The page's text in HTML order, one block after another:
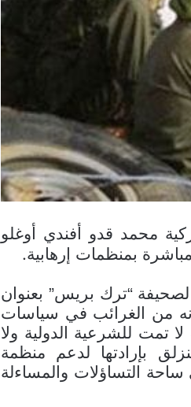
محمد قدو أفندي أوغلو
بمنظمات إرهابية.
“ترك بريس” بعنوان
أنه من الغرائب في سياسات
تمت للشرعية الدولية ولا
بإرادتها لدعم منظمة
التساؤلات والمساءلة